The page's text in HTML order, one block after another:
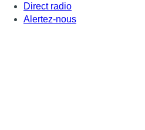
Direct radio
Alertez-nous